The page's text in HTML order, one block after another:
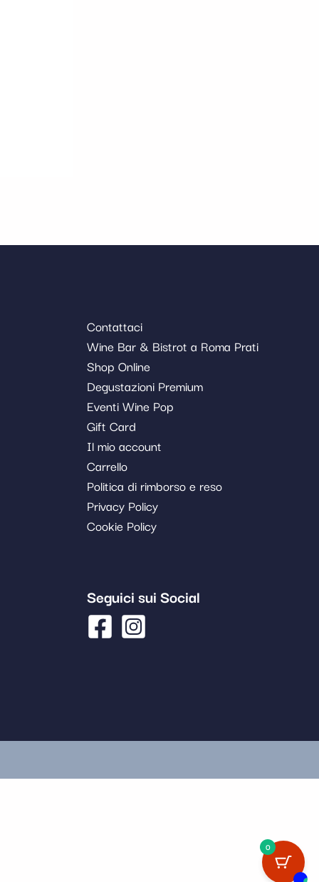
Contattaci
Wine Bar & Bistrot a Roma Prati
Shop Online
Degustazioni Premium
Eventi Wine Pop
Gift Card
Il mio account
Carrello
Politica di rimborso e reso
Privacy Policy
Cookie Policy
Seguici sui Social
0